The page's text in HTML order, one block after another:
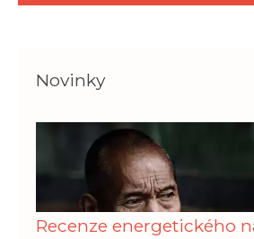
Novinky
Recenze energetického